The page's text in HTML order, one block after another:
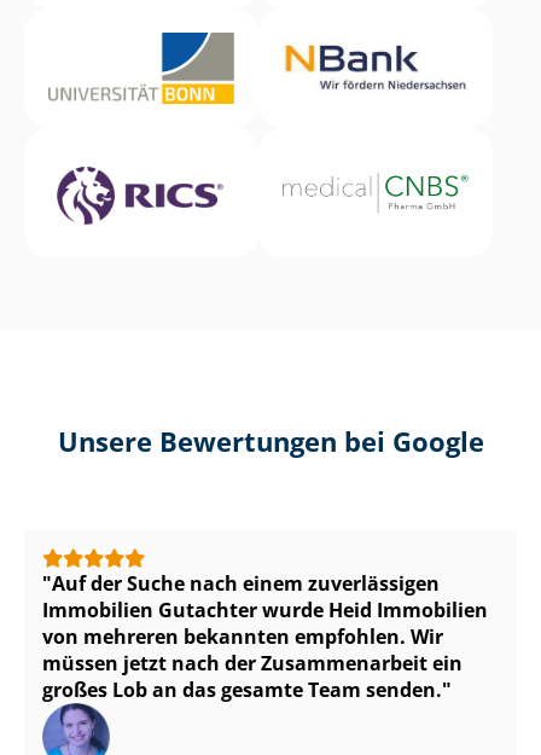
Unsere Bewertungen bei Google
Auf der Suche nach einem zuverlässigen
Immobilien Gutachter wurde Heid Immobilien
von mehreren bekannten empfohlen. Wir
müssen jetzt nach der Zusammenarbeit ein
großes Lob an das gesamte Team senden.